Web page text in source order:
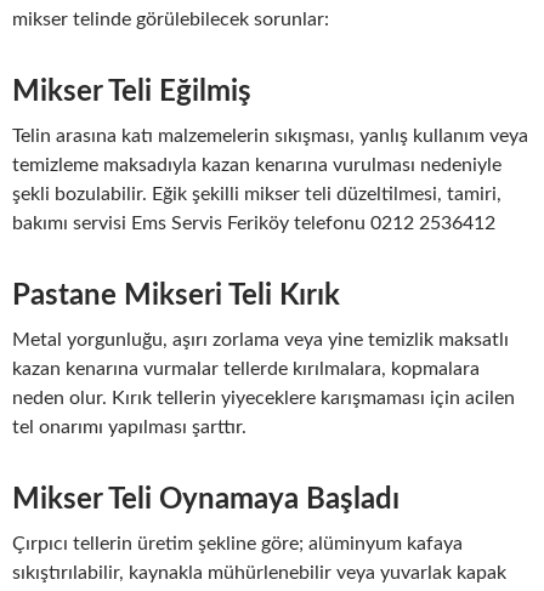
mikser telinde görülebilecek sorunlar:
Mikser Teli Eğilmiş
Telin arasına katı malzemelerin sıkışması, yanlış kullanım veya
temizleme maksadıyla kazan kenarına vurulması nedeniyle
şekli bozulabilir. Eğik şekilli mikser teli düzeltilmesi, tamiri,
bakımı servisi Ems Servis Feriköy telefonu 0212 2536412
Pastane Mikseri Teli Kırık
Metal yorgunluğu, aşırı zorlama veya yine temizlik maksatlı
kazan kenarına vurmalar tellerde kırılmalara, kopmalara
neden olur. Kırık tellerin yiyeceklere karışmaması için acilen
tel onarımı yapılması şarttır.
Mikser Teli Oynamaya Başladı
Çırpıcı tellerin üretim şekline göre; alüminyum kafaya
sıkıştırılabilir, kaynakla mühürlenebilir veya yuvarlak kapak